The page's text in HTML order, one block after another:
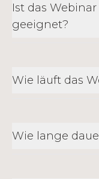
Ist das
geeignet?
Wie läuft das
Wie lange